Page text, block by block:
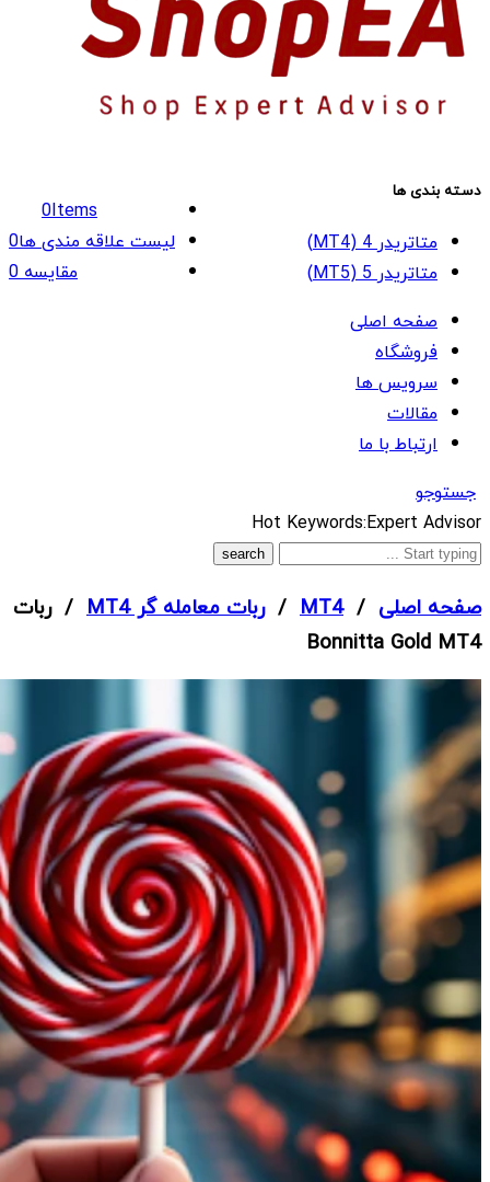
0Items
لیست علاقه مندی ها0
مقایسه0
دسته بندی ها
متاتریدر 4 (MT4)
متاتریدر 5 (MT5)
صفحه اصلی
فروشگاه
سرویس ها
مقالات
ارتباط با ما
جستوجو
What
are
looking
for?
Hot Keywords:Expert Advisor
صفحه اصلی /
MT4
/ربات معامله گر MT4
/ ربات
Bonnitta Gold MT4